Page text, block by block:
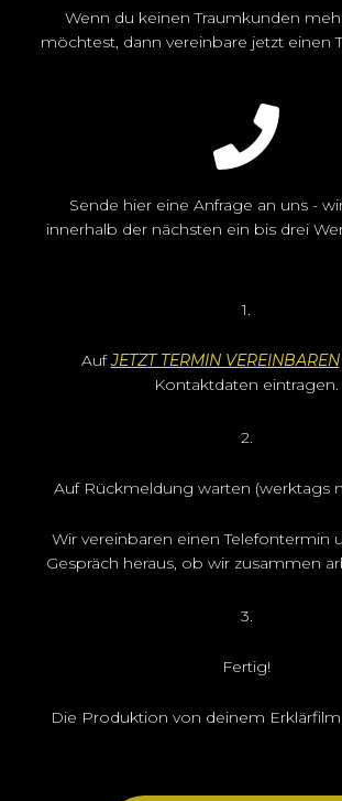
Wenn du keinen Traumkunden
möchtest, dann vereinbare jetzt einen
Sende hier eine Anfrage an uns -
innerhalb der nächsten ein bis drei
1.
AufJETZT TERMIN VEREINBAREN
Kontaktdaten eintragen.
2.
Auf Rückmeldung warten (werktags
Wir vereinbaren einen Telefontermin
Gespräch heraus, ob wir zusammen
3.
Fertig!
Die Produktion von deinem